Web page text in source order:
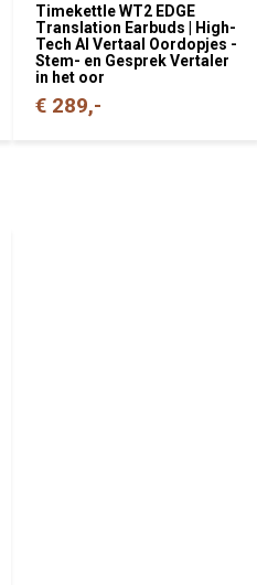
Timekettle WT2 EDGE
Translation Earbuds | High-
Tech AI Vertaal Oordopjes -
Stem- en Gesprek Vertaler
in het oor
€ 289,-